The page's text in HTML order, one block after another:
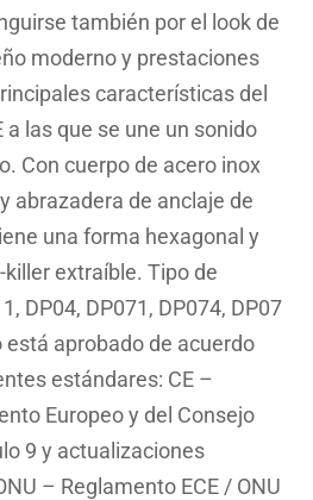
también por el look de
moderno y prestaciones
características del
a las que se une un sonido
Con cuerpo de acero inox
abrazadera de anclaje de
una forma hexagonal y
extraíble. Tipo de
DP04, DP071, DP074, DP07
aprobado de acuerdo
estándares: CE –
Europeo y del Consejo
9 y actualizaciones
– Reglamento ECE / ONU